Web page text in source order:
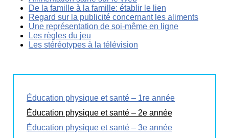
De la famille à la famille: établir le lien
Regard sur la publicité concernant les aliments
Une représentation de soi-même en ligne
Les règles du jeu
Les stéréotypes à la télévision
Éducation physique et santé – 1re année
Éducation physique et santé – 2e année
Éducation physique et santé – 3e année